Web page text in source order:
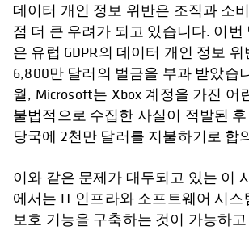
데이터 개인 정보 위반은 조직과 소
점 더 큰 우려가 되고 있습니다. 이번
은 유럽 GDPR의 데이터 개인 정보
6,800만 달러의 벌금을 부과 받았습
월, Microsoft는 Xbox 계정을 가진 어
불법적으로 수집한 사실이 적발된
당국에 2천만 달러를 지불하기로 합
이와 같은 문제가 대두되고 있는 이
에서는 IT 인프라와 소프트웨어 시스
보호 기능을 구축하는 것이 가능하